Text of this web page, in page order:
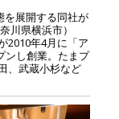
展開する同社が
川県横浜市）
2010年4月に「ア
ンし創業。たまプ
、武蔵小杉など